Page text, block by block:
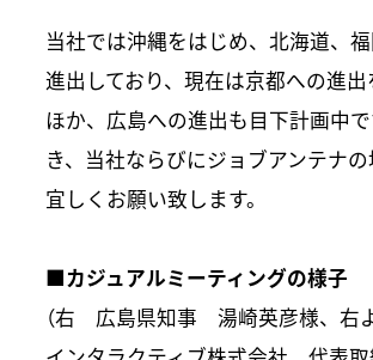
当社では沖縄をはじめ、北海道、
進出しており、現在は京都への進
ほか、広島への進出も目下計画中
き、当社ならびにジョブアンテナ
宜しくお願い致します。
■カジュアルミーティングの様子
（右 広島県知事 湯崎英彦様、右